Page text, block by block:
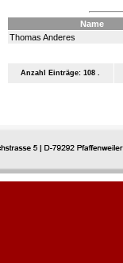
Name
Thomas Anderes
Anzahl Einträge: 108 .